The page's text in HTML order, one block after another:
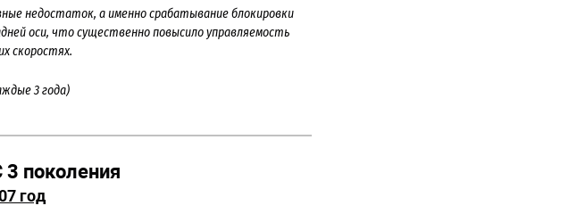
недостаток, а именно срабатывание блокировки
оси, что существенно повысило управляемость
скоростях.
3 года)
поколения
год